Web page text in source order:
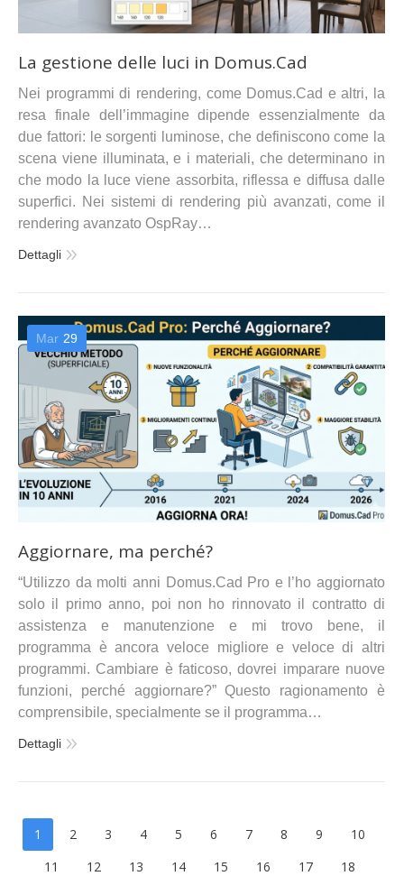
La gestione delle luci in Domus.Cad
Nei programmi di rendering, come Domus.Cad e altri, la
resa finale dell’immagine dipende essenzialmente da
due fattori: le sorgenti luminose, che definiscono come la
scena viene illuminata, e i materiali, che determinano in
che modo la luce viene assorbita, riflessa e diffusa dalle
superfici. Nei sistemi di rendering più avanzati, come il
rendering avanzato OspRay…
Dettagli
Mar 29
Aggiornare, ma perché?
“Utilizzo da molti anni Domus.Cad Pro e l’ho aggiornato
solo il primo anno, poi non ho rinnovato il contratto di
assistenza e manutenzione e mi trovo bene, il
programma è ancora veloce migliore e veloce di altri
programmi. Cambiare è faticoso, dovrei imparare nuove
funzioni, perché aggiornare?” Questo ragionamento è
comprensibile, specialmente se il programma…
Dettagli
1 2 3 4 5 6 7 8 9
10
11
12 13 14 15 16 17
18